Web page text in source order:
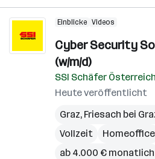
Einblicke Videos
Cyber Security
(w/m/d)
SSI Schäfer Österreich
Heute veröffentlicht
Graz, Friesach bei
Vollzeit
Homeoffice
ab 4.000 € monatlich